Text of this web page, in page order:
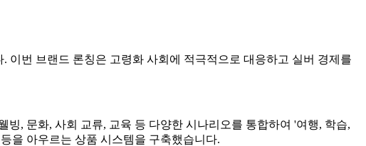
이번 브랜드 론칭은 고령화 사회에 적극적으로 대응하고 실버 경제를
, 문화, 사회 교류, 교육 등 다양한 시나리오를 통합하여 '여행, 학습,
을 아우르는 상품 시스템을 구축했습니다.